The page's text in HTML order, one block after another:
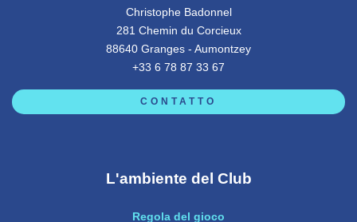
Christophe Badonnel
281 Chemin du Corcieux
88640 Granges - Aumontzey
+33 6 78 87 33 67
CONTATTO
L'ambiente del Club
Regola del gioco